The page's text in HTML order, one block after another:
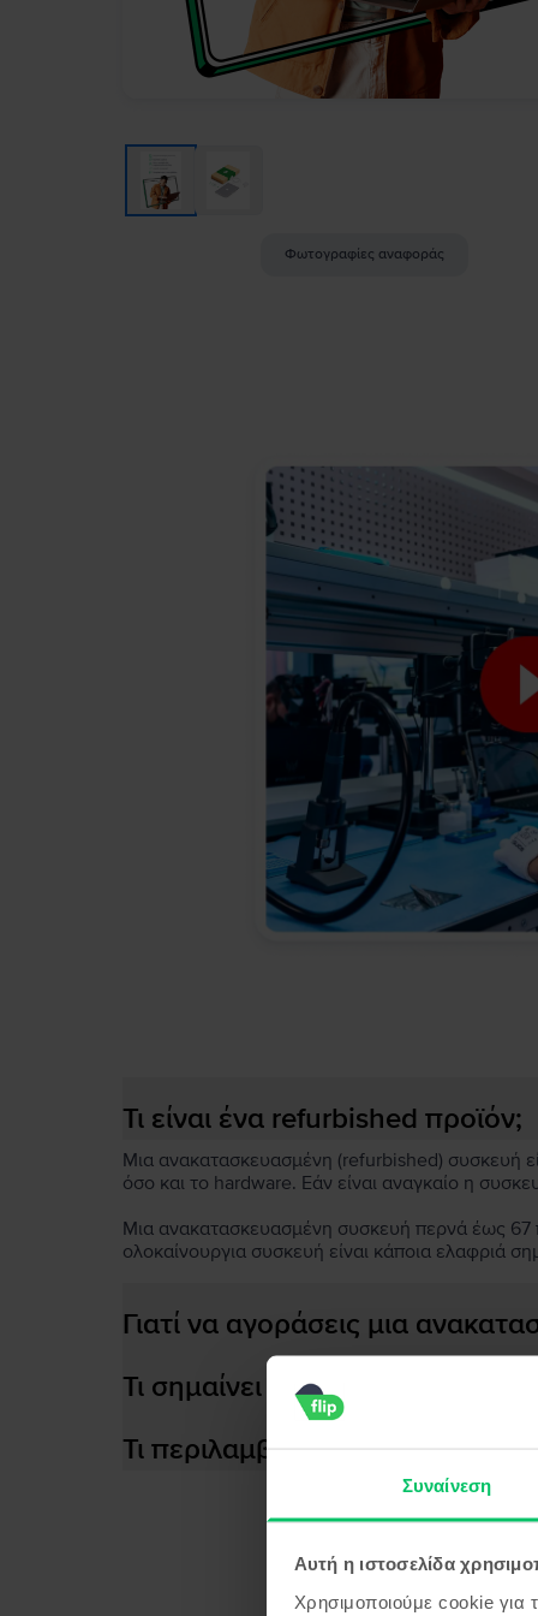
Συναίνεση
Αυτή η ιστοσελίδα
Χρησιμοποιούμε cookie για
Φωτογραφίες αναφοράς
Τι είναι ένα refurbished προϊόν;
Μια ανακατασκευασμένη (refurbished) συσκευή
όσο και το hardware. Εάν είναι αναγκαίο η
Μια ανακατασκευασμένη συσκευή περνά έως 67
ολοκαίνουργια συσκευή είναι κάποια ελαφριά
Γιατί να αγοράσεις μια
Τι σημαίνει αποδοτική
Τι περιλαμβάνεται στο κουτί